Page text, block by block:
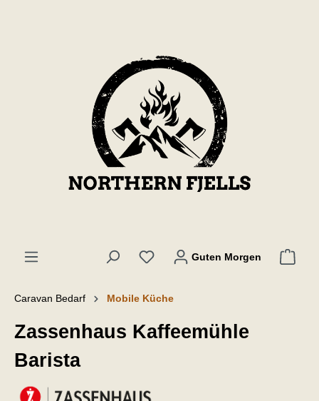
Guten Morgen
Caravan Bedarf Mobile Küche
Zassenhaus Kaffeemühle
Barista